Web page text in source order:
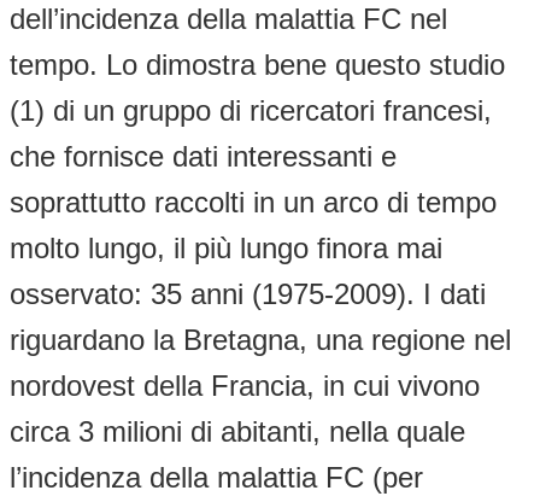
dell’incidenza della malattia FC nel
tempo. Lo dimostra bene questo studio
(1) di un gruppo di ricercatori francesi,
che fornisce dati interessanti e
soprattutto raccolti in un arco di tempo
molto lungo, il più lungo finora mai
osservato: 35 anni (1975-2009). I dati
riguardano la Bretagna, una regione nel
nordovest della Francia, in cui vivono
circa 3 milioni di abitanti, nella quale
l’incidenza della malattia FC (per